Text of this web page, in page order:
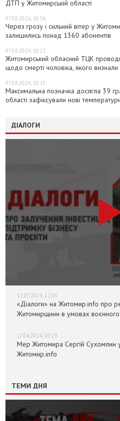
ДТП у Житомирській області
07.08.2026, 10:38
Через грозу і сильний вітер у
залишились понад 1360 абонентів
07.08.2026, 10:21
Житомирський обласний ТЦК
щодо смерті чоловіка, якого
07.08.2026, 10:15
Максимальна позначка досягла 39
області зафіксували нові
ДІАЛОГИ
12.07.2024, 12:36
«Діалоги» на Житомир.info про
Житомирщини в умовах воєнного
17.04.2024, 10:29
Мер Житомира Сергій Сухомлин
Житомир.info
ТЕМИ ДНЯ